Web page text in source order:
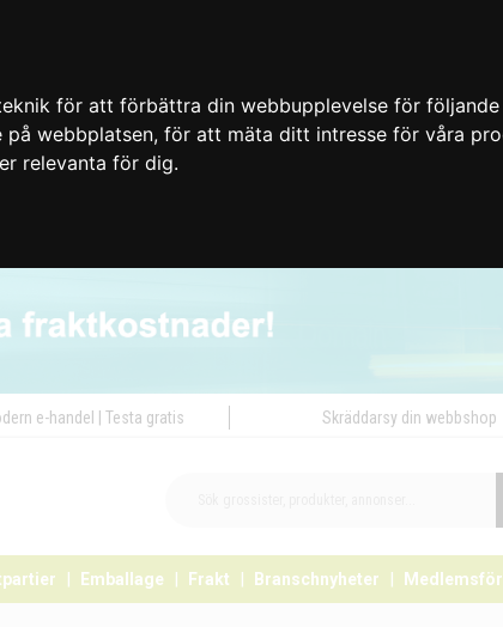
för att förbättra din webbupplevelse för följande
webbplatsen, för att mäta ditt intresse för våra
relevanta för dig.
e-handel | Testa gratis Skräddarsy din webbshop
Emballage Frakt Branschnyheter